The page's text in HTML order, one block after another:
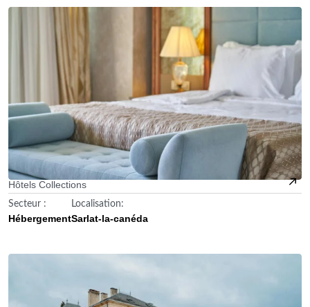
Hôtels Collections
Secteur :
Hébergement
Localisation:
Sarlat-la-canéda